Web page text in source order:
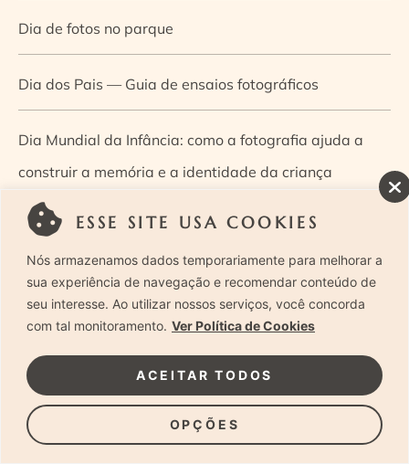
ESSE SITE USA COOKIES
Nós armazenamos dados temporariamente para melhorar a
sua experiência de navegação e recomendar conteúdo de
seu interesse. Ao utilizar nossos serviços, você concorda
com tal monitoramento. Ver Política de Cookies
OPÇÕES
ACEITAR TODOS
Dia de fotos no parque
Dia dos Pais — Guia de ensaios fotográficos
Dia Mundial da Infância: como a fotografia ajuda a
construir a memória e a identidade da criança
Diário de uma grávida e sua pequena
Dica de especialista: como otimizar o fluxo de trabalho
no ensaio newborn?
Dica de especialista: qual o melhor guia de poses para
fotografia newborn?